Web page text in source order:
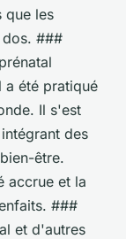
que les
dos. ###
a été pratiqué
Il s'est
des
être.
accrue et la
###
et d'autres